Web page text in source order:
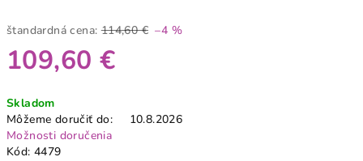
štandardná cena: 114,60 € –4 %
109,60 €
cena:
Skladom
Môžeme doručiť do:
10.8.2026
Možnosti doručenia
Kód: 4479